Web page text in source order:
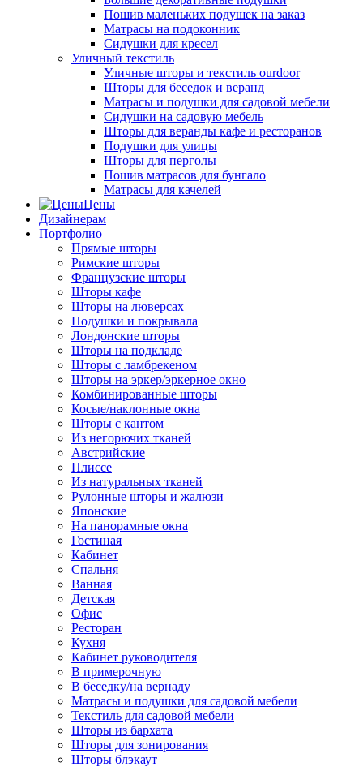
Пошив маленьких подушек на заказ
Матрасы на подоконник
Сидушки для кресел
Уличный текстиль
Уличные шторы и текстиль ourdoor
Шторы для беседок и веранд
Матрасы и подушки для садовой мебели
Сидушки на садовую мебель
Шторы для веранды кафе и ресторанов
Подушки для улицы
Шторы для перголы
Пошив матрасов для бунгало
Матрасы для качелей
Цены
Дизайнерам
Портфолио
Прямые шторы
Римские шторы
Французские шторы
Шторы кафе
Шторы на люверсах
Подушки и покрывала
Лондонские шторы
Шторы на подкладе
Шторы с ламбрекеном
Шторы на эркер/эркерное окно
Комбинированные шторы
Косые/наклонные окна
Шторы с кантом
Из негорючих тканей
Австрийские
Плиссе
Из натуральных тканей
Рулонные шторы и жалюзи
Японские
На панорамные окна
Гостиная
Кабинет
Спальня
Ванная
Детская
Офис
Ресторан
Кухня
Кабинет руководителя
В примерочную
В беседку/на вернаду
Матрасы и подушки для садовой мебели
Текстиль для садовой мебели
Шторы из бархата
Шторы для зонирования
Шторы блэкаут